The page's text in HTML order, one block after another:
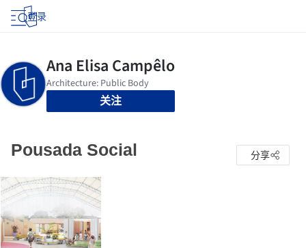
登录
关注
Pousada Social 分享